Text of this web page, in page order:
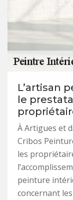
L’artisan
le
À Artigues et
Cribos
les
peinture
concernant